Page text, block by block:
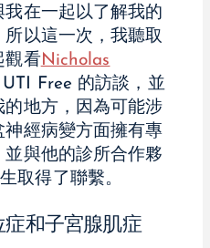
在一起以了解我的
以這一次，我聽取
觀看Nicholas
Free 的訪談，並
地方，因為可能涉
經病變方面擁有專
與他的診所合作夥
取得了聯繫。
和子宮腺肌症